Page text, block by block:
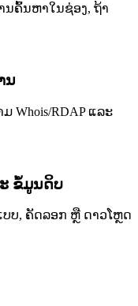
ນຄົ້ນຫາໃນຊ່ອງ, ຖ້າ
ນ
Whois/RDAP ແລະ
ຂໍ້ມູນດິບ
ບ, ຄັດລອກ ຫຼື ດາວໂຫຼດ